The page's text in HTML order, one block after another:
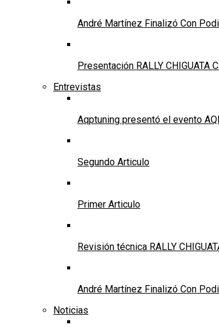
André Martínez Finalizó Con
Presentación RALLY CHIGUATA
Entrevistas
Aqptuning presentó el evento
Segundo Articulo
Primer Articulo
Revisión técnica RALLY
André Martínez Finalizó Con
Noticias